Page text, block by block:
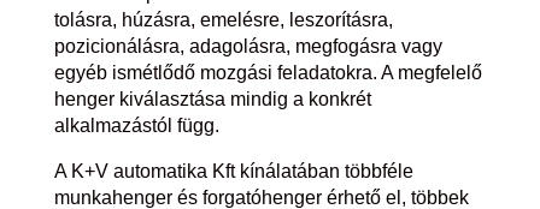
tolásra, húzásra, emelésre, leszorításra,
pozicionálásra, adagolásra, megfogásra vagy
egyéb ismétlődő mozgási feladatokra. A megfelelő
henger kiválasztása mindig a konkrét
alkalmazástól függ.
A K+V automatika Kft kínálatában többféle
munkahenger és forgatóhenger érhető el, többek